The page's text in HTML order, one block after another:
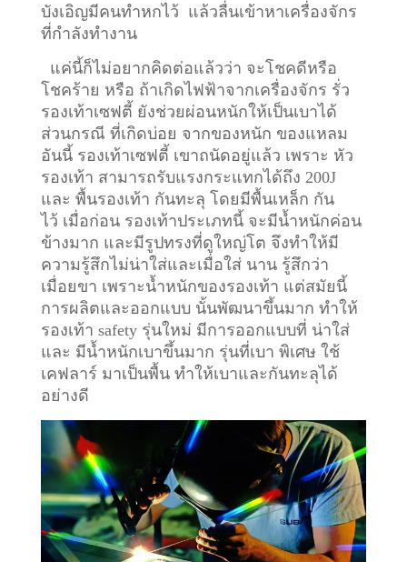
บังเอิญมีคนทำหกไว้ แล้วลื่นเข้าหาเครื่องจักร
ที่กำลังทำงาน
แค่นี้ก็ไม่อยากคิดต่อแล้วว่า จะโชคดีหรือ
โชคร้าย หรือ ถ้าเกิดไฟฟ้าจากเครื่องจักร รั่ว
รองเท้าเซฟตี้ ยังช่วยผ่อนหนักให้เป็นเบาได้
ส่วนกรณี ที่เกิดบ่อย จากของหนัก ของแหลม
อันนี้ รองเท้าเซฟตี้ เขาถนัดอยู่แล้ว เพราะ หัว
รองเท้า สามารถรับแรงกระแทกได้ถึง 200J
และ พื้นรองเท้า กันทะลุ โดยมีพื้นเหล็ก กัน
ไว้ เมื่อก่อน รองเท้าประเภทนี้ จะมีน้ำหนักค่อน
ข้างมาก และมีรูปทรงที่ดูใหญ่โต จึงทำให้มี
ความรู้สึกไม่น่าใส่และเมื่อใส่ นาน รู้สึกว่า
เมื่อยขา เพราะน้ำหนักของรองเท้า แต่สมัยนี้
การผลิตและออกแบบ นั้นพัฒนาขึ้นมาก ทำให้
รองเท้า safety รุ่นใหม่ มีการออกแบบที่ น่าใส่
และ มีน้ำหนักเบาขึ้นมาก รุ่นที่เบา พิเศษ ใช้
เคฟลาร์ มาเป็นพื้น ทำให้เบาและกันทะลุได้
อย่างดี